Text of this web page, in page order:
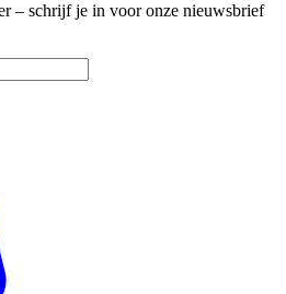
– schrijf je in voor onze nieuwsbrief